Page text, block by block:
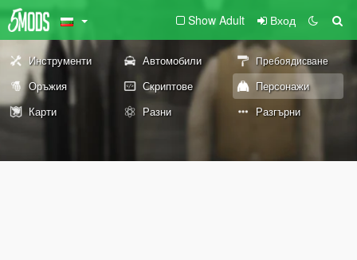
Show Adult Вход
Инструменти Автомобили Пребоядисване
Оръжия Скриптове
Персонажи
Карти
Разни Разгърни